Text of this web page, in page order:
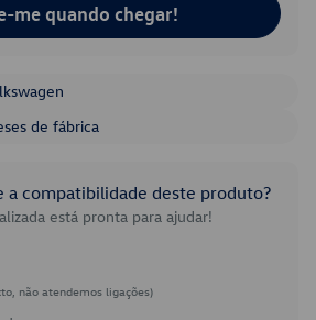
me quando chegar!
de fábrica
a compatibilidade deste produto?
está pronta para ajudar!
não atendemos ligações)